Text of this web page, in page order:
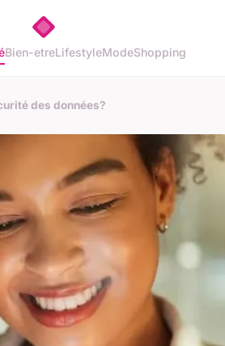
Bien-etreLifestyleModeShopping
des données?